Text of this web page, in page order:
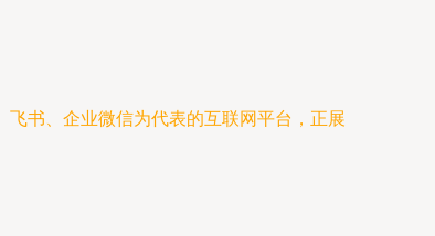
书、企业微信为代表的互联网平台，正展